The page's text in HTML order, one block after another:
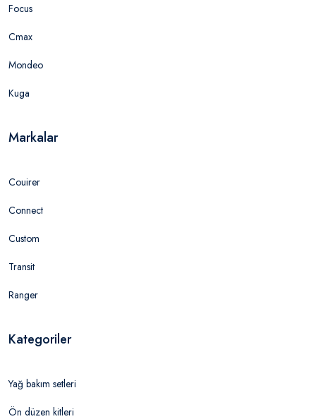
Focus
Cmax
Mondeo
Kuga
Markalar
Couirer
Connect
Custom
Transit
Ranger
Kategoriler
Yağ bakım setleri
Ön düzen kitleri